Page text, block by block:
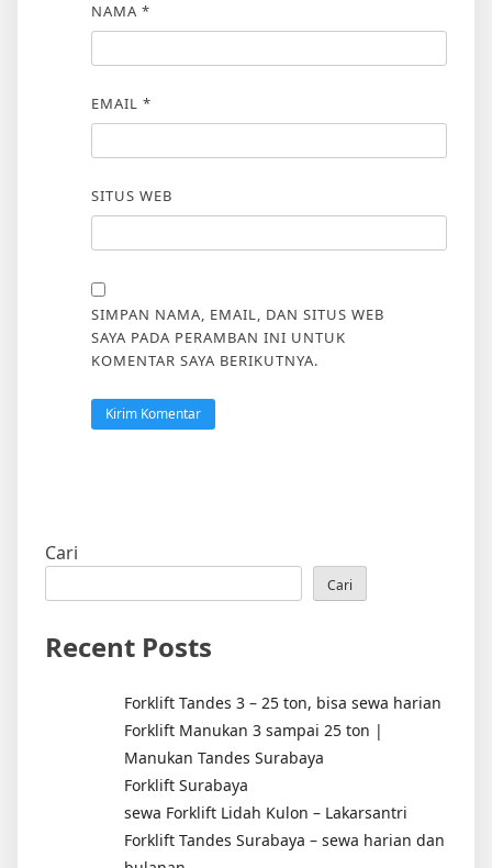
NAMA *
EMAIL *
SITUS WEB
SIMPAN NAMA, EMAIL, DAN SITUS WEB
SAYA PADA PERAMBAN INI UNTUK
KOMENTAR SAYA BERIKUTNYA.
Cari
Cari
Recent Posts
Forklift Tandes 3 – 25 ton, bisa sewa harian
Forklift Manukan 3 sampai 25 ton |
Manukan Tandes Surabaya
Forklift Surabaya
sewa Forklift Lidah Kulon – Lakarsantri
Forklift Tandes Surabaya – sewa harian dan